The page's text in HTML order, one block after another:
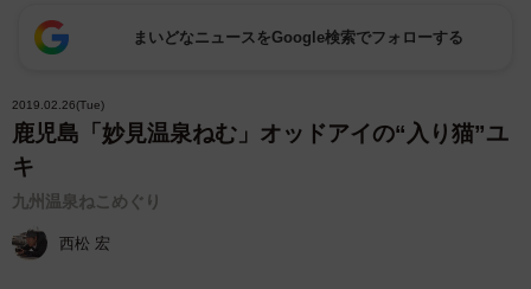
まいどなニュースをGoogle検索でフォローする
2019.02.26(Tue)
鹿児島「妙見温泉ねむ」オッドアイの“入り猫”ユ
キ
九州温泉ねこめぐり
西松 宏